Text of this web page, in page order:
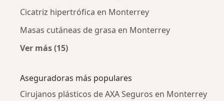
Cicatriz hipertrófica en Monterrey
Masas cutáneas de grasa en Monterrey
Ver más (15)
Aseguradoras más populares
Cirujanos plásticos de AXA Seguros en Monterrey